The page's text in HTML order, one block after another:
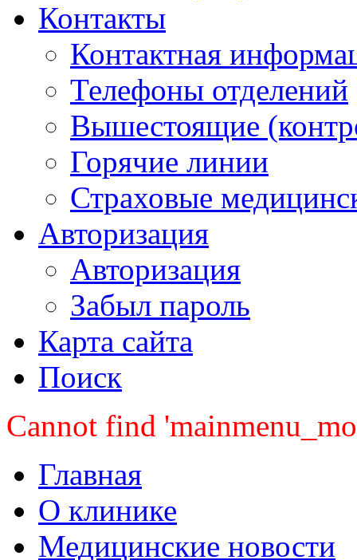
Контакты
Контактная
Телефоны отделений
Вышестоящие
Горячие линии
Страховые
Авторизация
Авторизация
Забыл пароль
Карта сайта
Поиск
Cannot find
Главная
О клинике
Медицинские новости